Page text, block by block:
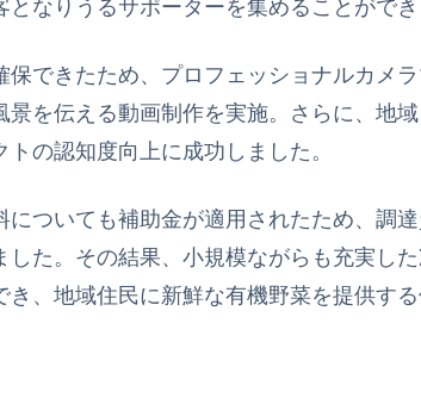
なりうるサポーターを集めることができ
できたため、プロフェッショナルカメラ
を伝える動画制作を実施。さらに、地
の認知度向上に成功しました。
ついても補助金が適用されたため、調達
した。その結果、小規模ながらも充実し
、地域住民に新鮮な有機野菜を提供す